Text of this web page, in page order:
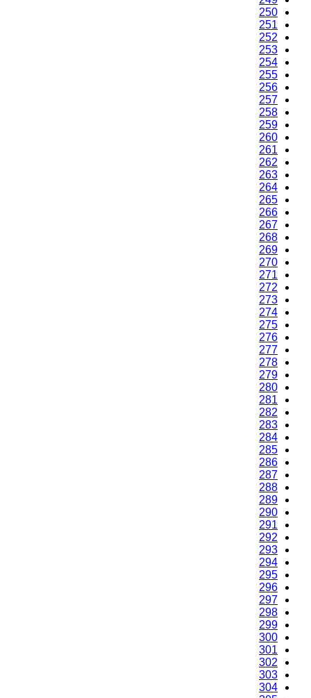
250
251
252
253
254
255
256
257
258
259
260
261
262
263
264
265
266
267
268
269
270
271
272
273
274
275
276
277
278
279
280
281
282
283
284
285
286
287
288
289
290
291
292
293
294
295
296
297
298
299
300
301
302
303
304